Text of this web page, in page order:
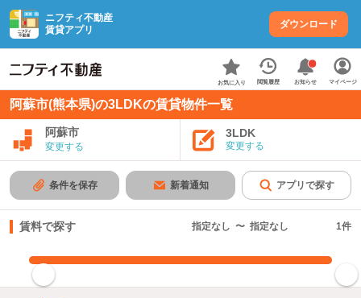
ニフティ不動産
賃貸アプリ
ダウンロード
お気に入り 閲覧履歴 お知らせ マイページ
阿蘇市(熊本県)の3LDKの賃貸物件一覧
阿蘇市
変更する
3LDK
変更する
条件を保存 新着通知 アプリで探す
賃料で探す 指定なし 〜 指定なし 1件